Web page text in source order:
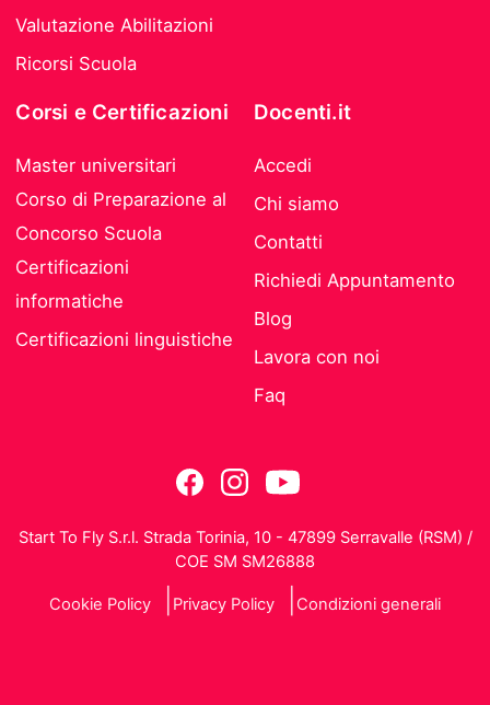
Valutazione Abilitazioni
Ricorsi Scuola
Corsi e Certificazioni
Master universitari
Corso di Preparazione al
Concorso Scuola
Certificazioni
informatiche
Certificazioni linguistiche
Docenti.it
Accedi
Chi siamo
Contatti
Richiedi Appuntamento
Blog
Lavora con noi
Faq
Start To Fly S.r.l. Strada Torinia, 10 - 47899 Serravalle (RSM) /
COE SM SM26888
Cookie Policy Privacy Policy Condizioni generali